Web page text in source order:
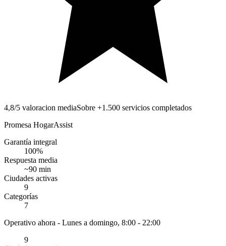
4,8/5 valoracion mediaSobre +1.500 servicios completados
Promesa HogarAssist
Garantía integral
100%
Respuesta media
~90 min
Ciudades activas
9
Categorías
7
Operativo ahora - Lunes a domingo, 8:00 - 22:00
9